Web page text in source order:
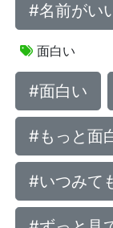
#名前がい
面白い
#面白い
#もっと面
#いつみて